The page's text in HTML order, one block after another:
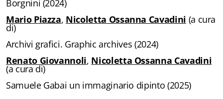
Borgnini (2024)
Mario Piazza, Nicoletta Ossanna Cavadini (a cura
di)
Archivi grafici. Graphic archives (2024)
Renato Giovannoli, Nicoletta Ossanna Cavadini
(a cura di)
Samuele Gabai un immaginario dipinto (2025)
Istituzioni - Società - Cittadini
Jus Helveticum
Libella
Maestri della Pietra
Oltre le frontiere